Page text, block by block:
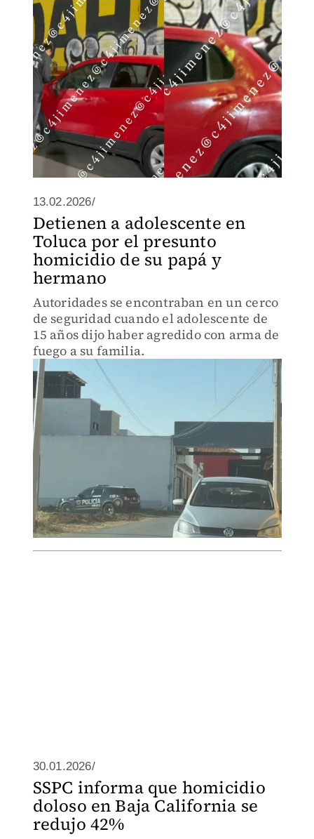
13.02.2026/
Detienen a adolescente en
Toluca por el presunto
homicidio de su papá y
hermano
Autoridades se encontraban en un cerco
de seguridad cuando el adolescente de
15 años dijo haber agredido con arma de
fuego a su familia.
30.01.2026/
SSPC informa que homicidio
doloso en Baja California se
redujo 42%